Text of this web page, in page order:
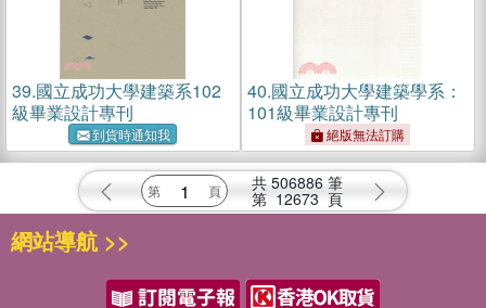
39.國立成功大學建築系102
級畢業設計專刊
到貨時通知我
40.國立成功大學建築學系：
101級畢業設計專刊
絕版無法訂購
共 506886 筆
第 12673 頁
網站導航 >>